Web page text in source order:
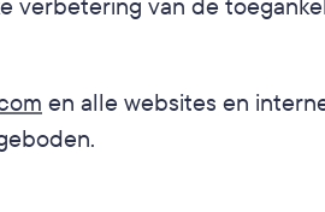
en alle websites en